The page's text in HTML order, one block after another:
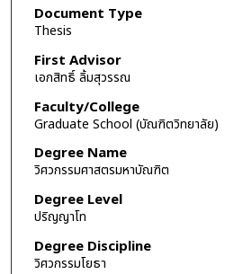
Document Type
Thesis
First Advisor
เอกสิทธิ์ ลิ้มสุวรรณ
Faculty/College
Graduate School (บัณฑิตวิทยาลัย)
Degree Name
วิศวกรรมศาสตรมหาบัณฑิต
Degree Level
ปริญญาโท
Degree Discipline
วิศวกรรมโยธา